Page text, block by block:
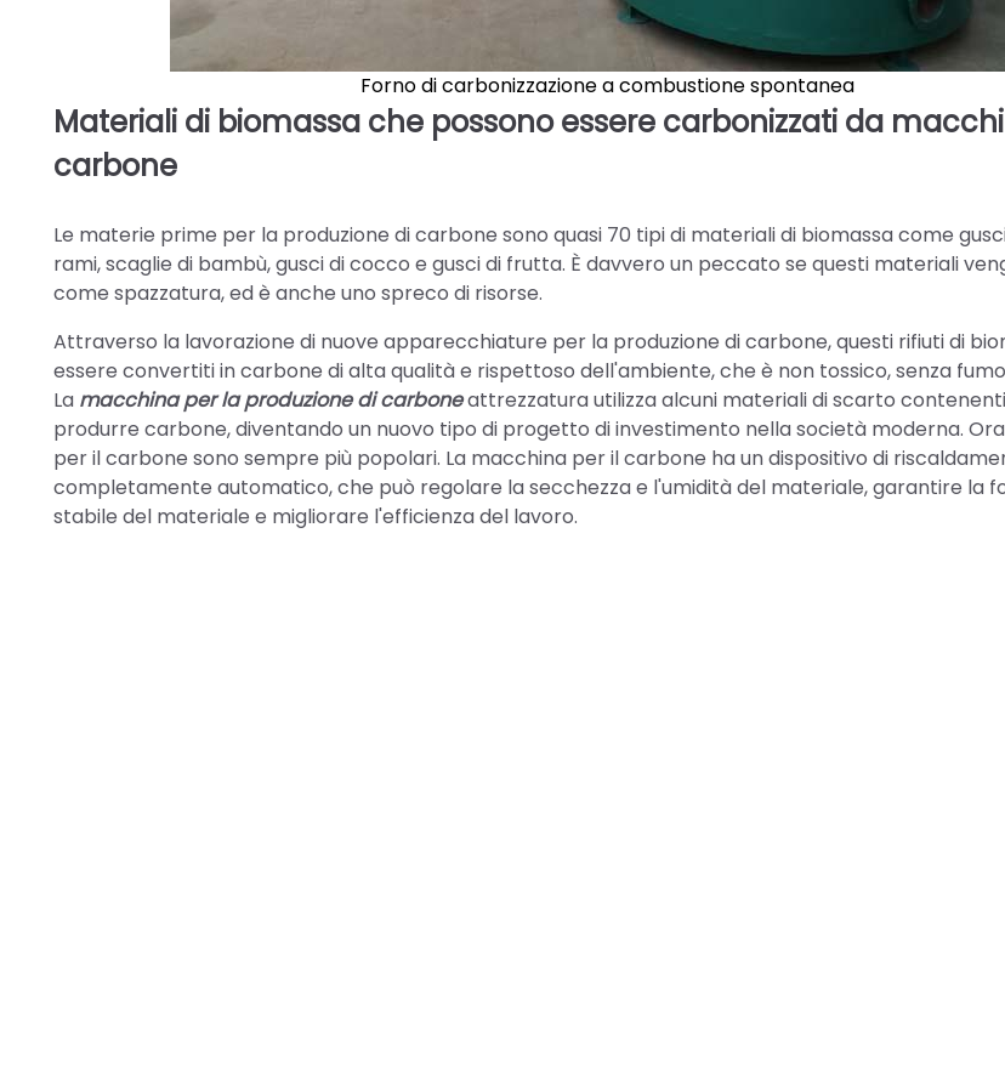
Forno di carbonizzazione a combustione spontanea
Materiali di biomassa che possono essere carbonizzati da
carbone
Le materie prime per la produzione di carbone sono quasi 70 tipi di materiali di biomassa come
rami, scaglie di bambù, gusci di cocco e gusci di frutta. È davvero un peccato se questi materiali
come spazzatura, ed è anche uno spreco di risorse.
Attraverso la lavorazione di nuove apparecchiature per la produzione di carbone, questi rifiuti di
essere convertiti in carbone di alta qualità e rispettoso dell'ambiente, che è non tossico, senza
La macchina per la produzione di carboneattrezzatura utilizza alcuni materiali di scarto
produrre carbone, diventando un nuovo tipo di progetto di investimento nella società moderna.
per il carbone sono sempre più popolari. La macchina per il carbone ha un dispositivo di
completamente automatico, che può regolare la secchezza e l'umidità del materiale, garantire la
stabile del materiale e migliorare l'efficienza del lavoro.